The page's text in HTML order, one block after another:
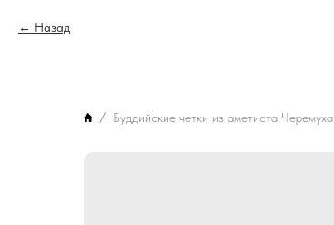
Назад
Буддийские четки из аметиста Черемуха